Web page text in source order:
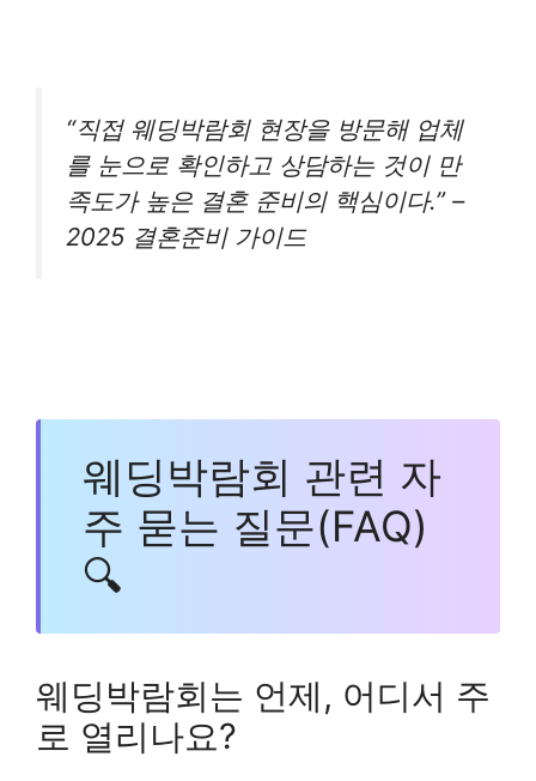
“직접 웨딩박람회 현장을 방문해 업체
를 눈으로 확인하고 상담하는 것이 만
족도가 높은 결혼 준비의 핵심이다.” –
2025 결혼준비 가이드
웨딩박람회 관련 자
주 묻는 질문(FAQ)
🔍
웨딩박람회는 언제, 어디서 주
로 열리나요?